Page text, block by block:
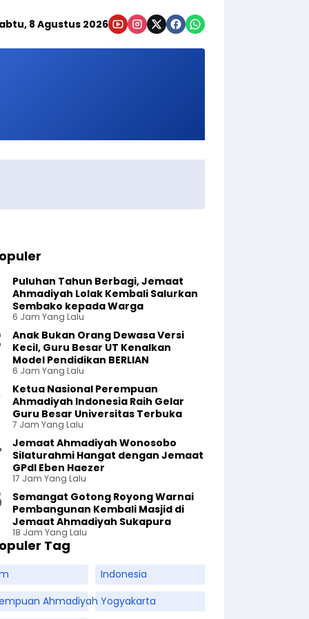
8 Agustus 2026
Puluhan Tahun Berbagi, Jemaat
Ahmadiyah Lolak Kembali Salurkan
Sembako kepada Warga
6 Jam Yang Lalu
Anak Bukan Orang Dewasa Versi
Kecil, Guru Besar UT Kenalkan
Model Pendidikan BERLIAN
6 Jam Yang Lalu
Ketua Nasional Perempuan
Ahmadiyah Indonesia Raih Gelar
Guru Besar Universitas Terbuka
7 Jam Yang Lalu
Jemaat Ahmadiyah Wonosobo
Silaturahmi Hangat dengan Jemaat
GPdI Eben Haezer
17 Jam Yang Lalu
Semangat Gotong Royong Warnai
Pembangunan Kembali Masjid di
Jemaat Ahmadiyah Sukapura
18 Jam Yang Lalu
Tag
Indonesia
Ahmadiyah Yogyakarta